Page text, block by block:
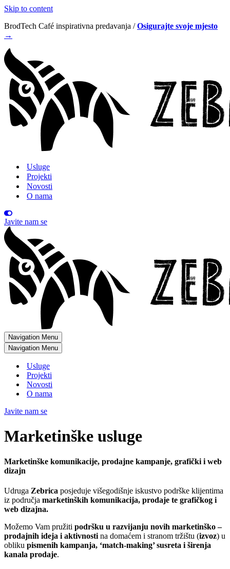
Skip to content
BrodTech Café inspirativna predavanja /Osigurajte svoje mjesto
→
Usluge
Projekti
Novosti
O nama
Javite nam se
Navigation Menu
Navigation Menu
Usluge
Projekti
Novosti
O nama
Javite nam se
Marketinške usluge
Marketinške komunikacije, prodajne kampanje, grafički i web
dizajn
Udruga Zebrica posjeduje višegodišnje iskustvo podrške klijentima
iz područja marketinških komunikacija, prodaje te grafičkog i
web dizajna.
Možemo Vam pružiti podršku u razvijanju novih marketinško –
prodajnih ideja i aktivnosti na domaćem i stranom tržištu (izvoz) u
obliku pismenih kampanja, ‘match-making’ susreta i širenja
kanala prodaje.